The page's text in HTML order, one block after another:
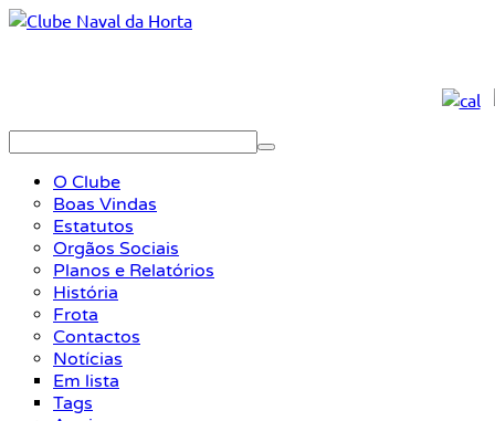
O Clube
Boas Vindas
Estatutos
Orgãos Sociais
Planos e Relatórios
História
Frota
Contactos
Notícias
Em lista
Tags